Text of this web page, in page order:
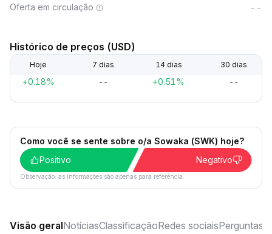
Oferta em circulação --
Histórico de preços (USD)
Hoje 7 dias 14 dias 30 dias
+0.18% -- +0.51% --
Como você se sente sobre o/a Sowaka (SWK) hoje?
Positivo
Negativo
Observação: as informações são apenas para referência.
Visão geralNotíciasClassificaçãoRedes sociaisPerguntas